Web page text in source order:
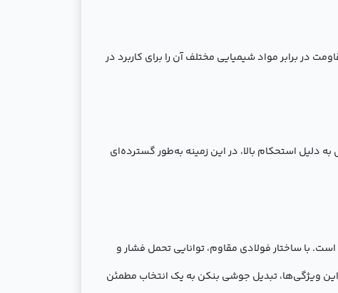
در برابر مواد شیمیایی مختلف آن را برای کاربرد در
استحکام بالا، در این زمینه به‌طور گسترده‌ای
صنعتی است. با ساختار فولادی مقاوم، توانایی تحمل فشار و
ویژگی‌ها، تبدیل جوشی بنکن به یک انتخاب مطمئن